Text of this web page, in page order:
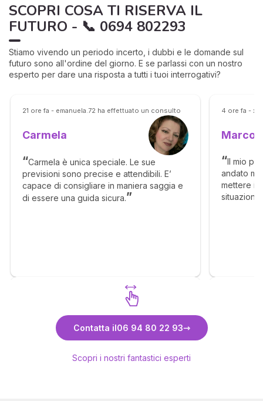
SCOPRI COSA TI RISERVA IL
FUTURO - 📞 0694 802293
Stiamo vivendo un periodo incerto, i dubbi e le domande sul
futuro sono all'ordine del giorno. E se parlassi con un nostro
esperto per dare una risposta a tutti i tuoi interrogativi?
21 ore fa - emanuela.72 ha effettuato un consulto
Carmela
Carmela è unica speciale. Le sue
previsioni sono precise e attendibili. E’
capace di consigliare in maniera saggia e
di essere una guida sicura.
4 ore fa -
Marco
Il mio
andato
mettere in
Contatta il06 94 80 22 93
Scopri i nostri fantastici esperti